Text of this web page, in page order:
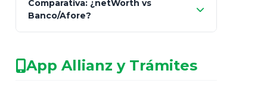
patrimonio con asesores informales en
redes sociales.
consultor técnico
legalmente facultado
Comparativa: ¿netWorth vs
Banco/Afore?
App Allianz y Trámites